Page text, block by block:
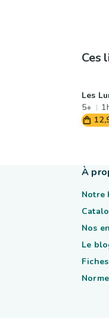
Ces
Les
5+
À
Notre
Nos
Le